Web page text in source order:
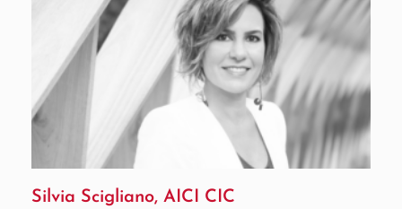
Silvia Scigliano, AICI CIC